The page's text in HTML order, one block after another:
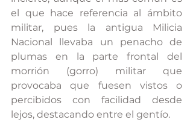
el que hace referencia al ámbito
militar, pues la antigua Milicia
Nacional llevaba un penacho de
plumas en la parte frontal del
morrión (gorro) militar que
provocaba que fuesen vistos o
percibidos con facilidad desde
lejos, destacando entre el gentío.